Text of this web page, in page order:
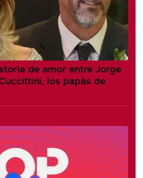
de amor entre Jorge
los papás de